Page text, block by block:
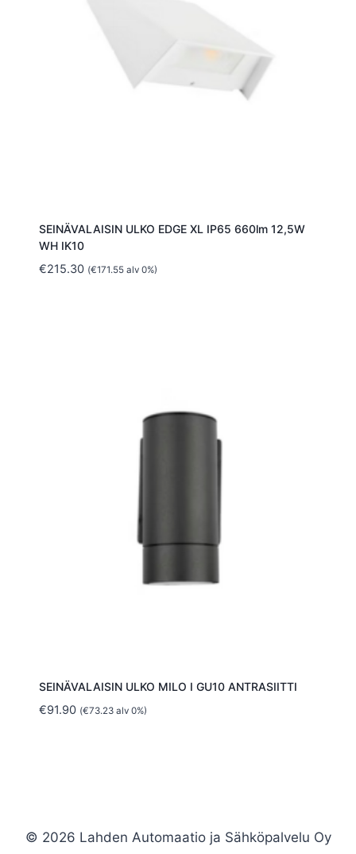
SEINÄVALAISIN ULKO EDGE XL IP65 660lm 12,5W
WH IK10
€215.30 (€171.55alv 0%)
SEINÄVALAISIN ULKO MILO I GU10 ANTRASIITTI
€91.90 (€73.23alv 0%)
© 2026 Lahden Automaatio ja Sähköpalvelu Oy